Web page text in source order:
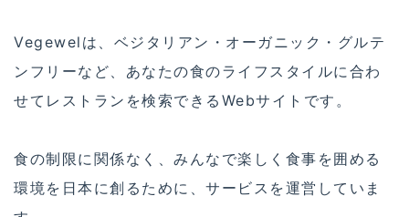
Vegewelは、ベジタリアン・オーガニック・グルテ
ンフリーなど、あなたの食のライフスタイルに合わ
せてレストランを検索できるWebサイトです。
食の制限に関係なく、みんなで楽しく食事を囲める
環境を日本に創るために、サービスを運営していま